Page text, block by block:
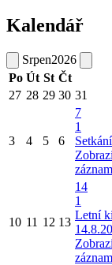
Kalendář
Srpen2026
Po Út St Čt
27 28 29 30 31
3 4 5 6
7
1
10 11 12 13
14
1
Letní